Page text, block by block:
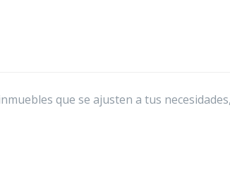
que se ajusten a tus